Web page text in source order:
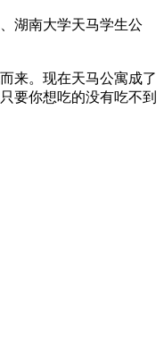
湖南大学天马学生公
来。现在天马公寓成了
要你想吃的没有吃不到